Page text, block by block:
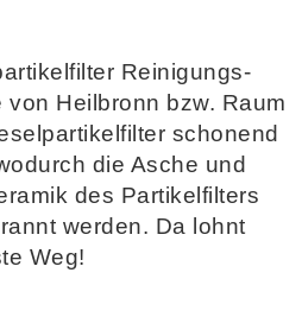
Reinigungs-
Heilbronn bzw. Raum
schonend
die Asche und
des Partikelfilters
werden. Da lohnt
Weg!